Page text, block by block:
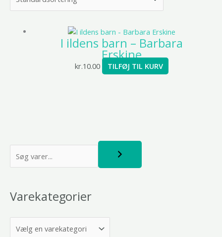
S
Varekategorier
I ildens barn – Barbara
Erskine
kr.10.00 TILFØJ TIL KURV